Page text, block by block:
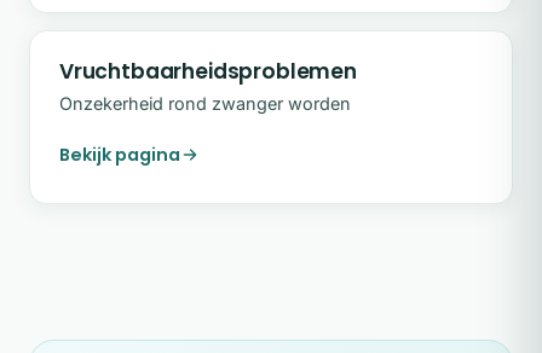
Vruchtbaarheidsproblemen
Onzekerheid rond zwanger worden
Bekijk pagina